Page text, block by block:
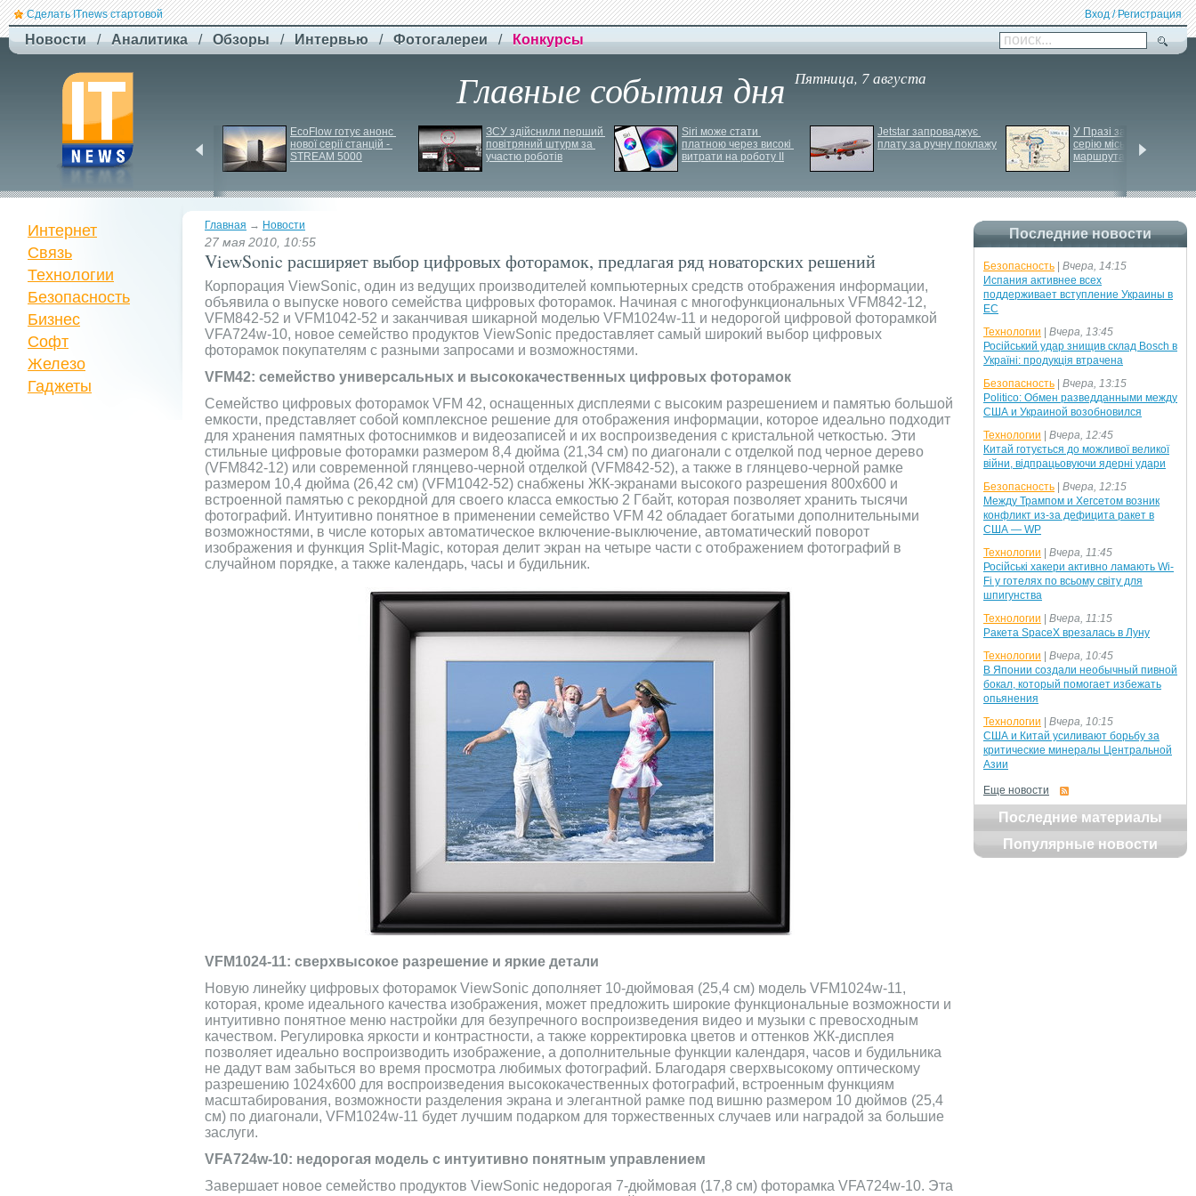
Сделать ITnews стартовой Вход / Регистрация
Новости / Аналитика / Обзоры / Интервью / Фотогалереи / Конкурсы поиск...
Главные события дня Пятница, 7 августа
бюджетный дрон F-
Сaptain, который
EcoFlow готує анонс
нової серії станцій -
STREAM 5000
ЗСУ здійснили перший
повітряний штурм за
участю роботів
Siri може стати
платною через високі
витрати на роботу ІІ
Jetstar запроваджує
плату за ручну поклажу
У Празі запустили
серію міських квестів
маршрутами трамваїв
Главная → Новости
27 мая 2010, 10:55
ViewSonic расширяет выбор цифровых фоторамок, предлагая ряд новаторских решений
Корпорация ViewSonic, один из ведущих производителей компьютерных средств отображения информации,
объявила о выпуске нового семейства цифровых фоторамок. Начиная с многофункциональных VFM842-12,
VFM842-52 и VFM1042-52 и заканчивая шикарной моделью VFM1024w-11 и недорогой цифровой фоторамкой
VFA724w-10, новое семейство продуктов ViewSonic предоставляет самый широкий выбор цифровых
фоторамок покупателям с разными запросами и возможностями.
VFM42: семейство универсальных и высококачественных цифровых фоторамок
Семейство цифровых фоторамок VFM 42, оснащенных дисплеями с высоким разрешением и памятью большой
емкости, представляет собой комплексное решение для отображения информации, которое идеально подходит
для хранения памятных фотоснимков и видеозаписей и их воспроизведения с кристальной четкостью. Эти
стильные цифровые фоторамки размером 8,4 дюйма (21,34 см) по диагонали с отделкой под черное дерево
(VFM842-12) или современной глянцево-черной отделкой (VFM842-52), а также в глянцево-черной рамке
размером 10,4 дюйма (26,42 см) (VFM1042-52) снабжены ЖК-экранами высокого разрешения 800x600 и
встроенной памятью с рекордной для своего класса емкостью 2 Гбайт, которая позволяет хранить тысячи
фотографий. Интуитивно понятное в применении семейство VFM 42 обладает богатыми дополнительными
возможностями, в числе которых автоматическое включение-выключение, автоматический поворот
изображения и функция Split-Magic, которая делит экран на четыре части с отображением фотографий в
случайном порядке, а также календарь, часы и будильник.
VFM1024-11: сверхвысокое разрешение и яркие детали
Новую линейку цифровых фоторамок ViewSonic дополняет 10-дюймовая (25,4 см) модель VFM1024w-11,
которая, кроме идеального качества изображения, может предложить широкие функциональные возможности и
интуитивно понятное меню настройки для безупречного воспроизведения видео и музыки с превосходным
качеством. Регулировка яркости и контрастности, а также корректировка цветов и оттенков ЖК-дисплея
позволяет идеально воспроизводить изображение, а дополнительные функции календаря, часов и будильника
не дадут вам забыться во время просмотра любимых фотографий. Благодаря сверхвысокому оптическому
разрешению 1024x600 для воспроизведения высококачественных фотографий, встроенным функциям
масштабирования, возможности разделения экрана и элегантной рамке под вишню размером 10 дюймов (25,4
см) по диагонали, VFM1024w-11 будет лучшим подарком для торжественных случаев или наградой за большие
заслуги.
VFA724w-10: недорогая модель с интуитивно понятным управлением
Завершает новое семейство продуктов ViewSonic недорогая 7-дюймовая (17,8 см) фоторамка VFA724w-10. Эта
Интернет
Связь
Технологии
Безопасность
Бизнес
Софт
Железо
Гаджеты
Последние новости
Безопасность
Вчера, 14:15
Испания активнее всех
поддерживает вступление Украины в
ЕС
Технологии
Вчера, 13:45
Російський удар знищив склад Bosch в
Україні: продукція втрачена
Безопасность
Вчера, 13:15
Politico: Обмен разведданными между
США и Украиной возобновился
Технологии
Вчера, 12:45
Китай готується до можливої великої
війни, відпрацьовуючи ядерні удари
Безопасность
Вчера, 12:15
Между Трампом и Хегсетом возник
конфликт из-за дефицита ракет в
США — WP
Технологии
Вчера, 11:45
Російські хакери активно ламають Wi-
Fi у готелях по всьому світу для
шпигунства
Технологии
Вчера, 11:15
Ракета SpaceX врезалась в Луну
Технологии
Вчера, 10:45
В Японии создали необычный пивной
бокал, который помогает избежать
опьянения
Технологии
Вчера, 10:15
США и Китай усиливают борьбу за
критические минералы Центральной
Азии
Еще новости
Последние материалы
Популярные новости